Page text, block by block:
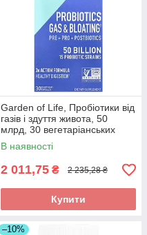
Garden of Life, Пробіотики від
газів і здуття живота, 50
млрд, 30 вегетаріанських
капсул
В наявності
2 011,75 ₴ 2 235,28 ₴
Купити
–10%